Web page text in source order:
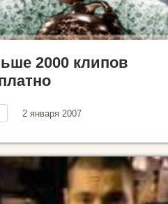
2000 клипов
2 января 2007